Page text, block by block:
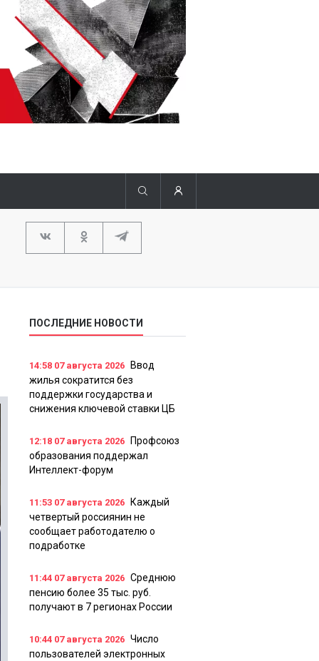
ПОСЛЕДНИЕ НОВОСТИ
14:58 07 августа 2026
Ввод
жилья сократится без
поддержки государства и
снижения ключевой ставки ЦБ
12:18 07 августа 2026
Профсоюз
образования поддержал
Интеллект-форум
11:53 07 августа 2026
Каждый
четвертый россиянин не
сообщает работодателю о
подработке
11:44 07 августа 2026 Среднюю
пенсию более 35 тыс. руб.
получают в 7 регионах России
10:44 07 августа 2026 Число
пользователей электронных